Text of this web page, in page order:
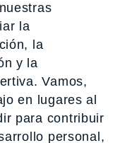
la
la
y la
Vamos,
en lugares al
para contribuir
personal,